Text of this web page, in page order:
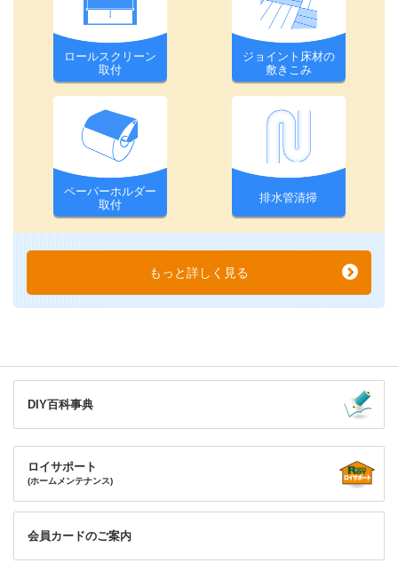
ロールスクリーン
取付
ジョイント床材の
敷きこみ
ペーパーホルダー
取付
排水管清掃
もっと詳しく見る
DIY百科事典
ロイサポート
(ホームメンテナンス)
会員カードのご案内